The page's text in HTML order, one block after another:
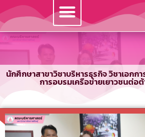
นักศึกษาสาขาวิชาบริหารธุรกิจ วิชาเอกก
การอบรมเครือข่ายเยาวชนต่อ